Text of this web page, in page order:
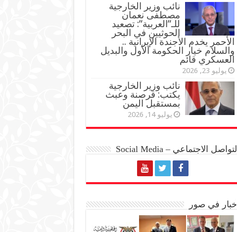
نائب وزير الخارجية
مصطفى نعمان
للـ”العربية”: تصعيد
الحوثيين في البحر
الأحمر يخدم الأجندة الإيرانية ..
والسلام خيار الحكومة الأول والبديل
العسكري قائم
يوليو 23, 2026
نائب وزير الخارجية
يكتب: قرصنة وعبث
بمستقبل اليمن
يوليو 14, 2026
التواصل الاجتماعي – Social Media
أخبار في صور